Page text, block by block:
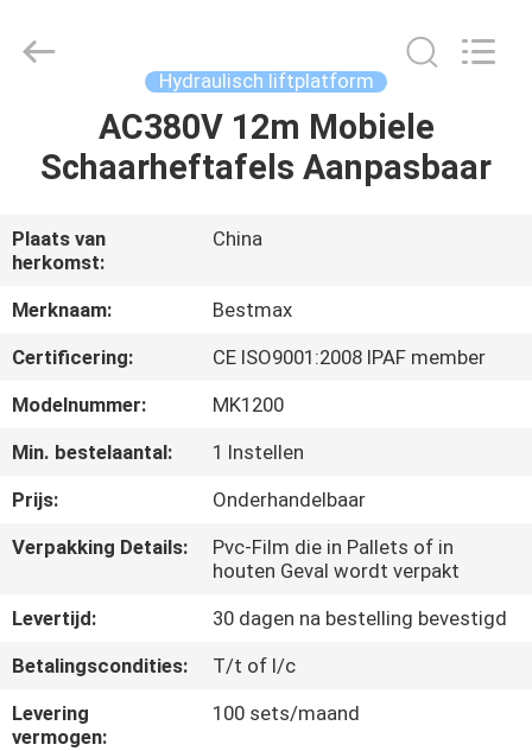
OVER
ONS
FABRIEKSTOCHT
KWALITEITSCONTROLE
NEEM
MET
ONS
OP
LTD.
Hydraulisch liftplatform
AC380V 12m Mobiele
Schaarheftafels Aanpasbaar
Plaats van
herkomst:
China
Merknaam:
Bestmax
Certificering:
CE ISO9001:2008 IPAF member
Modelnummer:
MK1200
Min. bestelaantal:
1 Instellen
Prijs:
Onderhandelbaar
Verpakking Details:
Pvc-Film die in Pallets of in
houten Geval wordt verpakt
Levertijd:
30 dagen na bestelling bevestigd
Betalingscondities:
T/t of l/c
Levering
vermogen:
100 sets/maand